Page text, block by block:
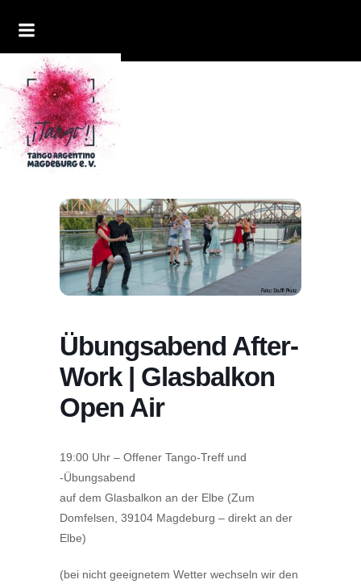
Übungsabend After-
Work | Glasbalkon
Open Air
19:00 Uhr – Offener Tango-Treff und
-Übungsabend
auf dem Glasbalkon an der Elbe (Zum
Domfelsen, 39104 Magdeburg – direkt an der
Elbe)
(bei nicht geeignetem Wetter wechseln wir den